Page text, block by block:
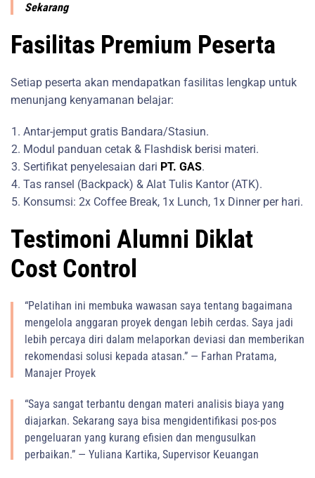
Sekarang
Fasilitas Premium Peserta
Setiap peserta akan mendapatkan fasilitas lengkap untuk
menunjang kenyamanan belajar:
Antar-jemput gratis Bandara/Stasiun.
Modul panduan cetak & Flashdisk berisi materi.
Sertifikat penyelesaian dari PT. GAS.
Tas ransel (Backpack) & Alat Tulis Kantor (ATK).
Konsumsi: 2x Coffee Break, 1x Lunch, 1x Dinner per hari.
Testimoni Alumni Diklat
Cost Control
“Pelatihan ini membuka wawasan saya tentang bagaimana
mengelola anggaran proyek dengan lebih cerdas. Saya jadi
lebih percaya diri dalam melaporkan deviasi dan memberikan
rekomendasi solusi kepada atasan.” — Farhan Pratama,
Manajer Proyek
“Saya sangat terbantu dengan materi analisis biaya yang
diajarkan. Sekarang saya bisa mengidentifikasi pos-pos
pengeluaran yang kurang efisien dan mengusulkan
perbaikan.” — Yuliana Kartika, Supervisor Keuangan